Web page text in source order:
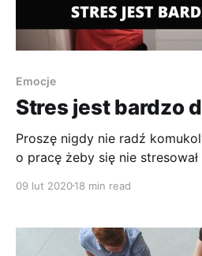
Emocje
Stres jest bardzo
Proszę nigdy nie radź
o pracę żeby się nie stresował
09 lut 202018 min read